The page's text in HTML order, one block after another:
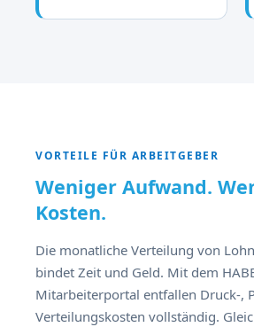
VORTEILE FÜR ARBEITGEBER
Weniger Aufwand.
Kosten.
Die monatliche Verteilung von
bindet Zeit und Geld. Mit dem
Mitarbeiterportal entfallen Druck-,
Verteilungskosten vollständig.